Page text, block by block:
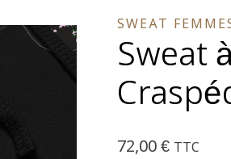
SWEAT
Sweat
72,00€ TTC